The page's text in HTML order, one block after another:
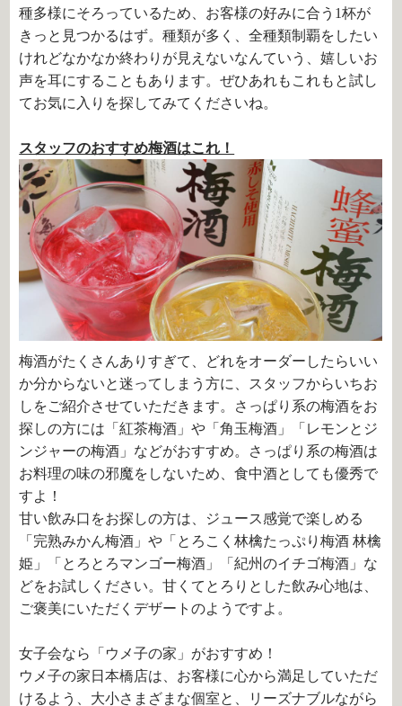
種多様にそろっているため、お客様の好みに合う1杯が
きっと見つかるはず。種類が多く、全種類制覇をしたい
けれどなかなか終わりが見えないなんていう、嬉しいお
声を耳にすることもあります。ぜひあれもこれもと試し
てお気に入りを探してみてくださいね。
スタッフのおすすめ梅酒はこれ！
梅酒がたくさんありすぎて、どれをオーダーしたらいい
か分からないと迷ってしまう方に、スタッフからいちお
しをご紹介させていただきます。さっぱり系の梅酒をお
探しの方には「紅茶梅酒」や「角玉梅酒」「レモンとジ
ンジャーの梅酒」などがおすすめ。さっぱり系の梅酒は
お料理の味の邪魔をしないため、食中酒としても優秀で
すよ！
甘い飲み口をお探しの方は、ジュース感覚で楽しめる
「完熟みかん梅酒」や「とろこく林檎たっぷり梅酒 林檎
姫」「とろとろマンゴー梅酒」「紀州のイチゴ梅酒」な
どをお試しください。甘くてとろりとした飲み心地は、
ご褒美にいただくデザートのようですよ。
女子会なら「ウメ子の家」がおすすめ！
ウメ子の家日本橋店は、お客様に心から満足していただ
けるよう、大小さまざまな個室と、リーズナブルながら